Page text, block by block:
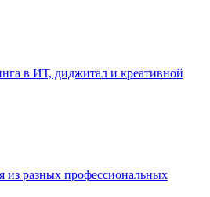
в ИТ, диджитал и креативной
из разных профессиональных